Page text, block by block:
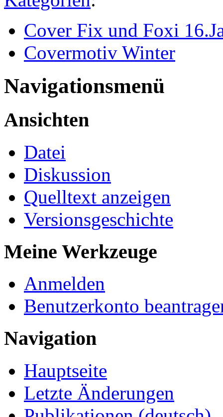
Cover Fix und Foxi
Covermotiv Winter
Navigationsmenü
Ansichten
Datei
Diskussion
Quelltext anzeigen
Versionsgeschichte
Meine Werkzeuge
Anmelden
Benutzerkonto
Navigation
Hauptseite
Letzte Änderungen